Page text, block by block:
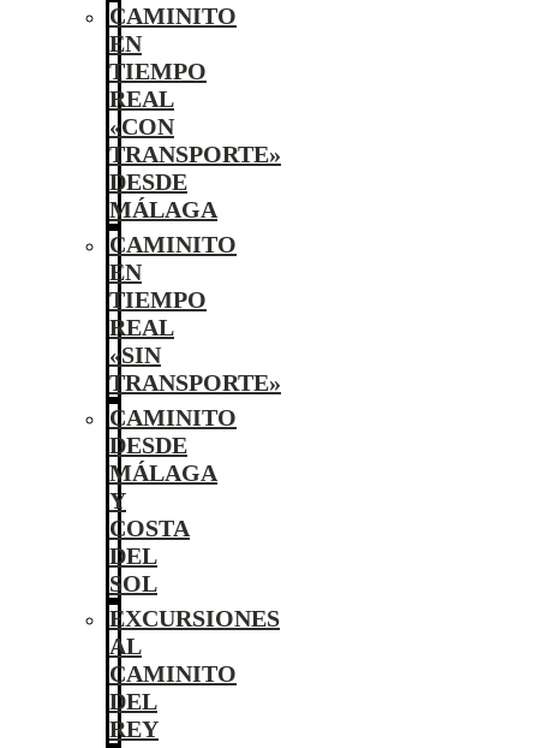
CAMINITO
EN
TIEMPO
REAL
«CON
TRANSPORTE»
DESDE
MÁLAGA
CAMINITO
EN
TIEMPO
REAL
«SIN
TRANSPORTE»
CAMINITO
DESDE
MÁLAGA
Y
COSTA
DEL
SOL
EXCURSIONES
AL
CAMINITO
DEL
REY